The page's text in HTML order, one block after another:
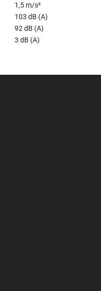
1,5 m/s²
103 dB (A)
92 dB (A)
3 dB (A)